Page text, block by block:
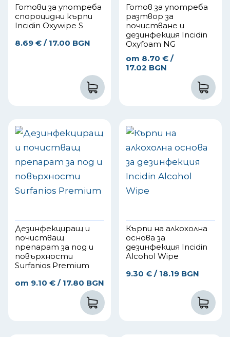
Готови за употреба
спороцидни кърпи
Incidin Oxywipe S
8.69 € / 17.00 BGN
Готов за употреба
разтвор за
почистване и
дезинфекция Incidin
Oxyfoam NG
от 8.70 € /
17.02 BGN
Дезинфекциращ и
почистващ
препарат за под и
повърхности
Surfanios Premium
от 9.10 € / 17.80 BGN
Кърпи на алкохолна
основа за
дезинфекция Incidin
Alcohol Wipe
9.30 € / 18.19 BGN